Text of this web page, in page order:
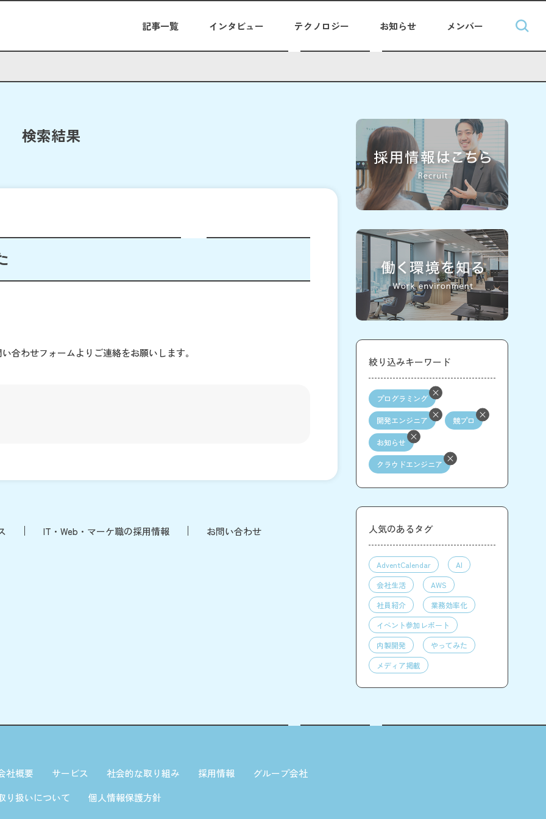
記事一覧 インタビュー テクノロジー お知らせ メンバー
検索結果
合わせフォームよりご連絡をお願いします。
IT・Web・マーケ職の採用情報 お問い合わせ
絞り込みキーワード
プログラミング
開発エンジニア 競プロ
お知らせ
クラウドエンジニア
人気のあるタグ
AdventCalendar
AI
会社生活
AWS
社員紹介
業務効率化
イベント参加レポート
内製開発
やってみた
メディア掲載
社概要 サービス 社会的な取り組み 採用情報
グループ会社
り扱いについて
個人情報保護方針